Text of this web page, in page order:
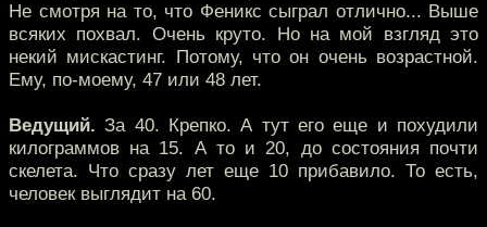
Не смотря на то, что Феникс сыграл отлично... Выше
всяких похвал. Очень круто. Но на мой взгляд это
некий мискастинг. Потому, что он очень возрастной.
Ему, по-моему, 47 или 48 лет.
Ведущий. За 40. Крепко. А тут его еще и похудили
килограммов на 15. А то и 20, до состояния почти
скелета. Что сразу лет еще 10 прибавило. То есть,
человек выглядит на 60.